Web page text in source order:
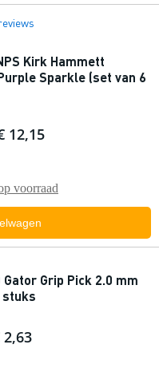
Kirk Hammett
Sparkle (set van 6
12,15
voorraad
Grip Pick 2.0 mm
stuks
2,63